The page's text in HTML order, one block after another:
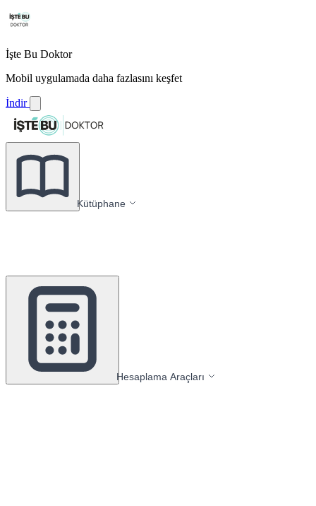
İşte Bu Doktor
Mobil uygulamada daha fazlasını keşfet
İndir
Kütüphane
Hesaplama Araçları